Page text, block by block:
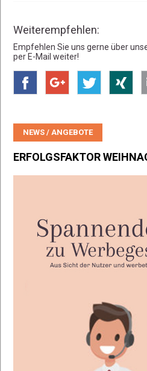
Weiterempfehlen:
Empfehlen Sie uns gerne über
per E-Mail weiter!
NEWS / ANGEBOTE
ERFOLGSFAKTOR